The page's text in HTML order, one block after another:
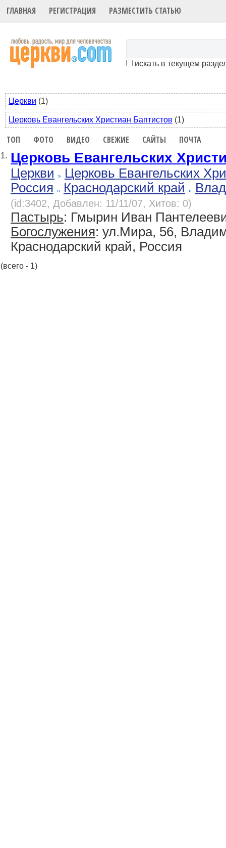
ГЛАВНАЯ РЕГИСТРАЦИЯ РАЗМЕСТИТЬ СТАТЬЮ
искать в текущем
Церкви (1)
Церковь Евангельских Христиан Баптистов (1)
ТОП ФОТО ВИДЕО СВЕЖИЕ САЙТЫ ПОЧТА
1. Церковь Евангельских
Церкви
Церковь Евангельских
Россия
Краснодарский край
(id:3402, Добавлен: 11/11/07, Хитов: 0)
Пастырь: Гмырин Иван
Богослужения: ул.Мира, 56,
Краснодарский край, Россия
(всего - 1)